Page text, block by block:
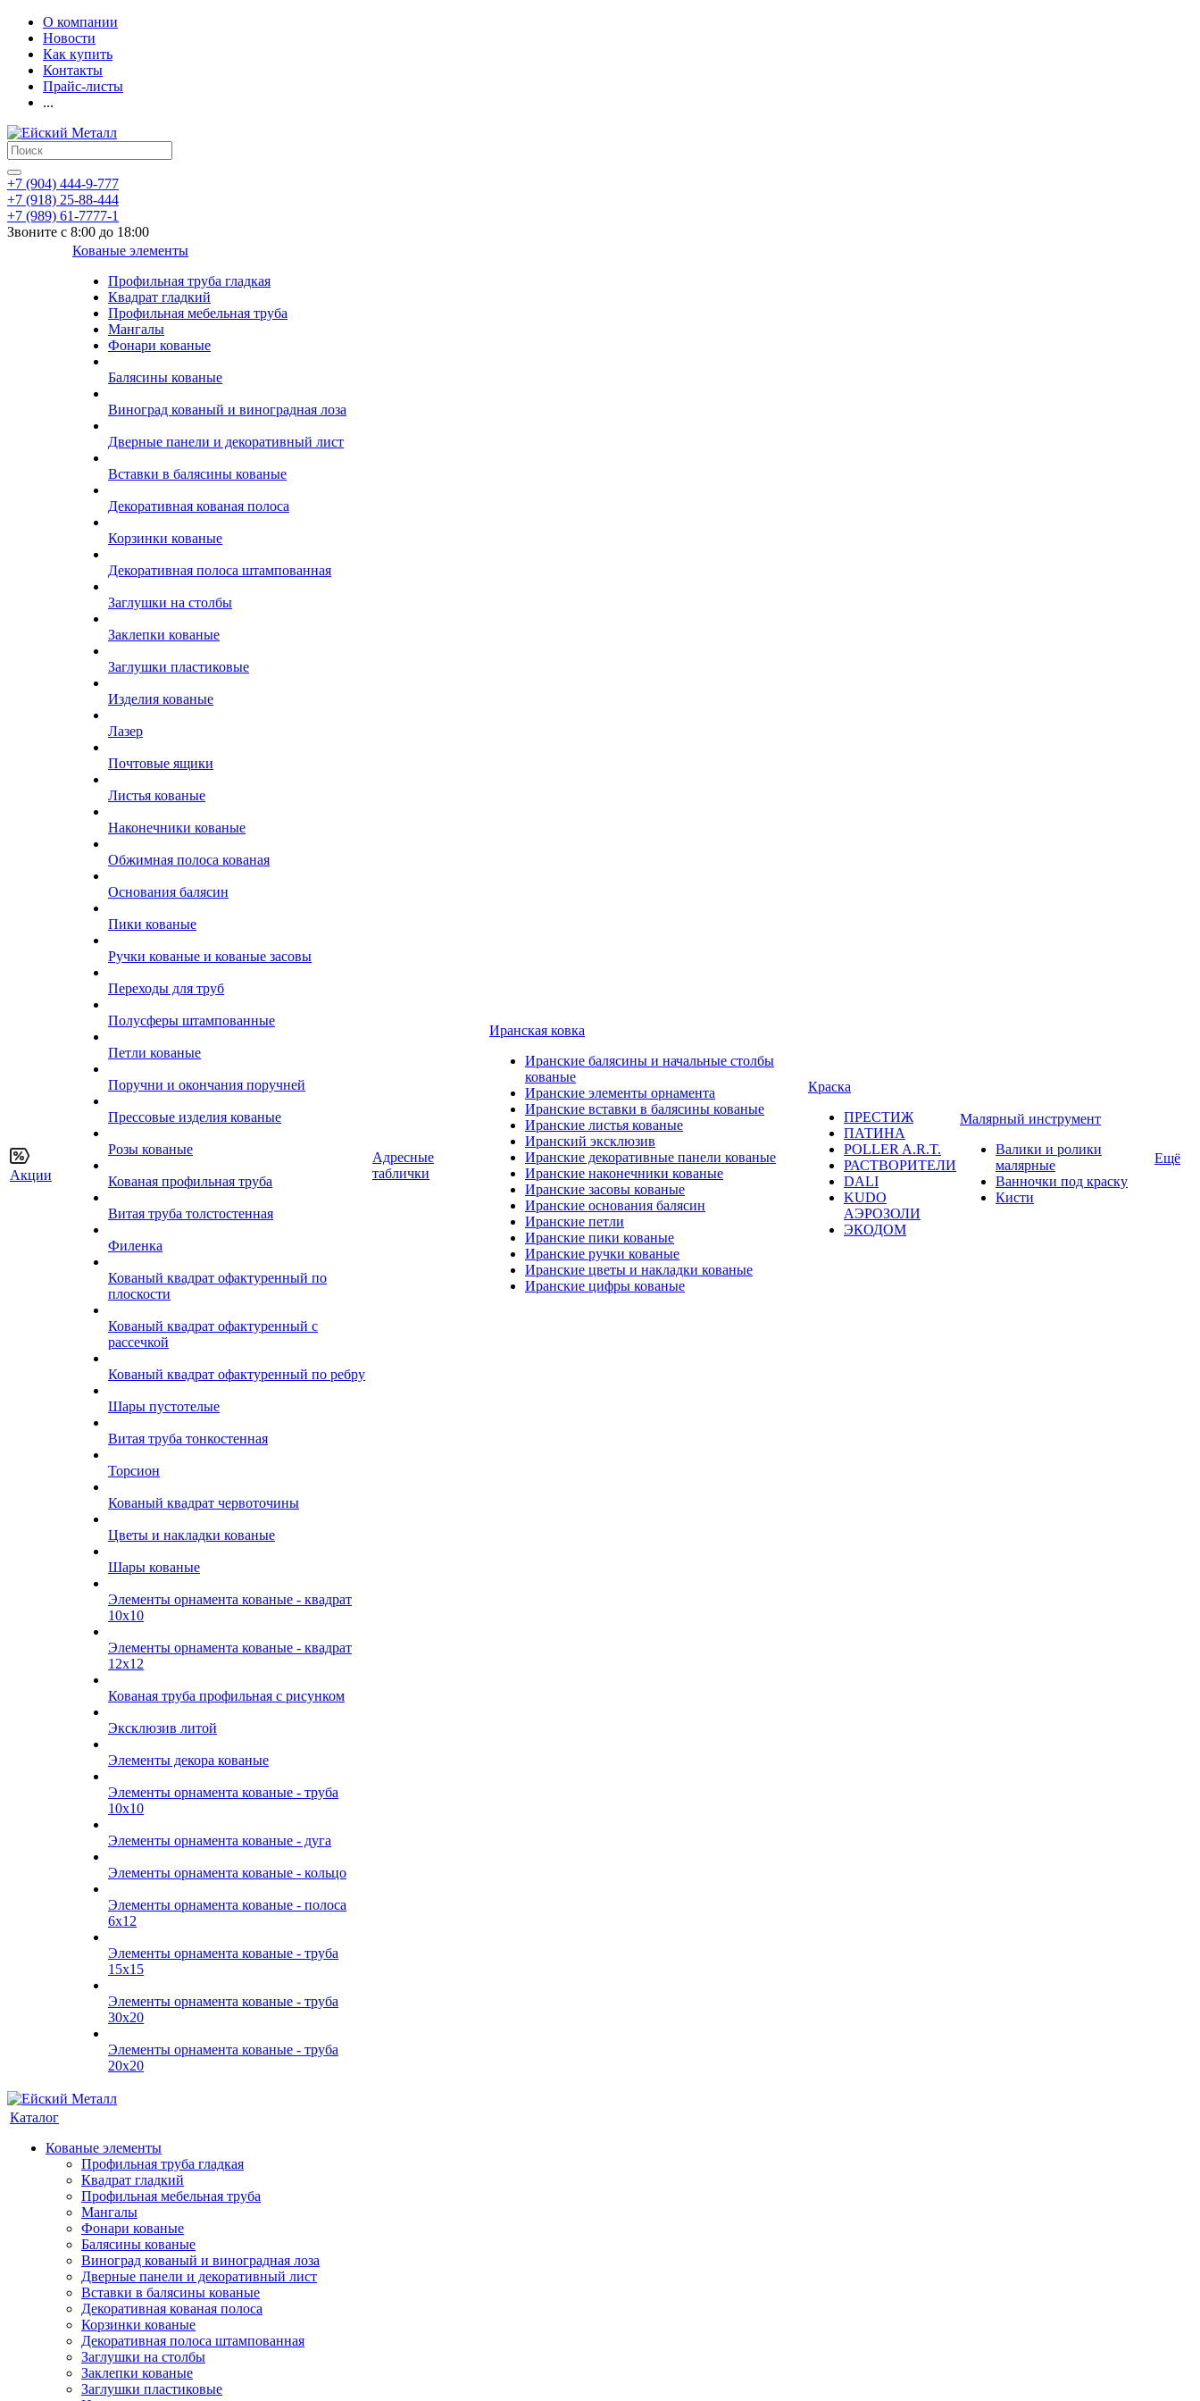
О компании
Новости
Как купить
Контакты
Прайс-листы
...
+7 (904) 444-9-777
+7 (918) 25-88-444
+7 (989) 61-7777-1
Звоните с 8:00 до 18:00
Акции
Кованые элементы
Профильная труба гладкая
Квадрат гладкий
Профильная мебельная труба
Мангалы
Фонари кованые
Балясины кованые
Виноград кованый и виноградная лоза
Дверные панели и декоративный лист
Вставки в балясины кованые
Декоративная кованая полоса
Корзинки кованые
Декоративная полоса штампованная
Заглушки на столбы
Заклепки кованые
Заглушки пластиковые
Изделия кованые
Лазер
Почтовые ящики
Листья кованые
Наконечники кованые
Обжимная полоса кованая
Основания балясин
Пики кованые
Ручки кованые и кованые засовы
Переходы для труб
Полусферы штампованные
Петли кованые
Поручни и окончания поручней
Прессовые изделия кованые
Розы кованые
Кованая профильная труба
Витая труба толстостенная
Филенка
Кованый квадрат офактуренный по
плоскости
Кованый квадрат офактуренный с
рассечкой
Кованый квадрат офактуренный по ребру
Шары пустотелые
Витая труба тонкостенная
Торсион
Кованый квадрат червоточины
Цветы и накладки кованые
Шары кованые
Элементы орнамента кованые - квадрат
10х10
Элементы орнамента кованые - квадрат
12х12
Кованая труба профильная с рисунком
Эксклюзив литой
Элементы декора кованые
Элементы орнамента кованые - труба
10х10
Элементы орнамента кованые - дуга
Элементы орнамента кованые - кольцо
Элементы орнамента кованые - полоса
6х12
Элементы орнамента кованые - труба
15х15
Элементы орнамента кованые - труба
30х20
Элементы орнамента кованые - труба
20х20
Адресные
таблички
Иранская ковка
Иранские балясины и начальные столбы
кованые
Иранские элементы орнамента
Иранские вставки в балясины кованые
Иранские листья кованые
Иранский эксклюзив
Иранские декоративные панели кованые
Иранские наконечники кованые
Иранские засовы кованые
Иранские основания балясин
Иранские петли
Иранские пики кованые
Иранские ручки кованые
Иранские цветы и накладки кованые
Иранские цифры кованые
Краска
ПРЕСТИЖ
ПАТИНА
POLLER A.R.T.
РАСТВОРИТЕЛИ
DALI
KUDO
АЭРОЗОЛИ
ЭКОДОМ
Малярный инструмент
Валики и ролики
малярные
Ванночки под краску
Кисти
Ещё
Каталог
Кованые элементы
Профильная труба гладкая
Квадрат гладкий
Профильная мебельная труба
Мангалы
Фонари кованые
Балясины кованые
Виноград кованый и виноградная лоза
Дверные панели и декоративный лист
Вставки в балясины кованые
Декоративная кованая полоса
Корзинки кованые
Декоративная полоса штампованная
Заглушки на столбы
Заклепки кованые
Заглушки пластиковые